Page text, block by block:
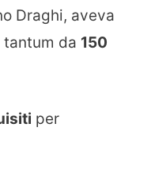
Draghi, aveva
tantum da 150
per